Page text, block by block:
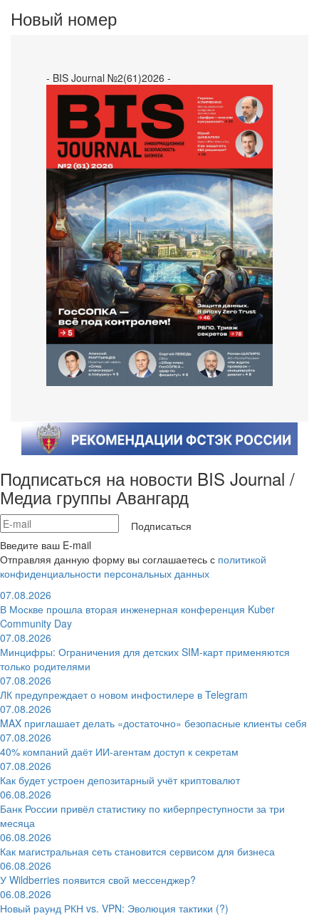
Новый номер
- BIS Journal №2(61)2026 -
Подписаться на новости BIS Journal /
Медиа группы Авангард
Подписаться
Введите ваш E-mail
Отправляя данную форму вы соглашаетесь с политикой
конфиденциальности персональных данных
07.08.2026
В Москве прошла вторая инженерная конференция Kuber
Community Day
07.08.2026
Минцифры: Ограничения для детских SIM-карт применяются
только родителями
07.08.2026
ЛК предупреждает о новом инфостилере в Telegram
07.08.2026
MAX приглашает делать «достаточно» безопасные клиенты себя
07.08.2026
40% компаний даёт ИИ‑агентам доступ к секретам
07.08.2026
Как будет устроен депозитарный учёт криптовалют
06.08.2026
Банк России привёл статистику по киберпреступности за три
месяца
06.08.2026
Как магистральная сеть становится сервисом для бизнеса
06.08.2026
У Wildberries появится свой мессенджер?
06.08.2026
Новый раунд РКН vs. VPN: Эволюция тактики (?)